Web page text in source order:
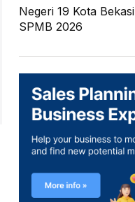
Negeri 19 Kota Bekasi
SPMB 2026